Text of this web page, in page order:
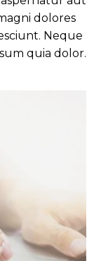
dolores
Neque
quia dolor.